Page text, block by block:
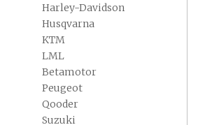
Harley-Davidson
Husqvarna
KTM
LML
Betamotor
Peugeot
Qooder
Suzuki